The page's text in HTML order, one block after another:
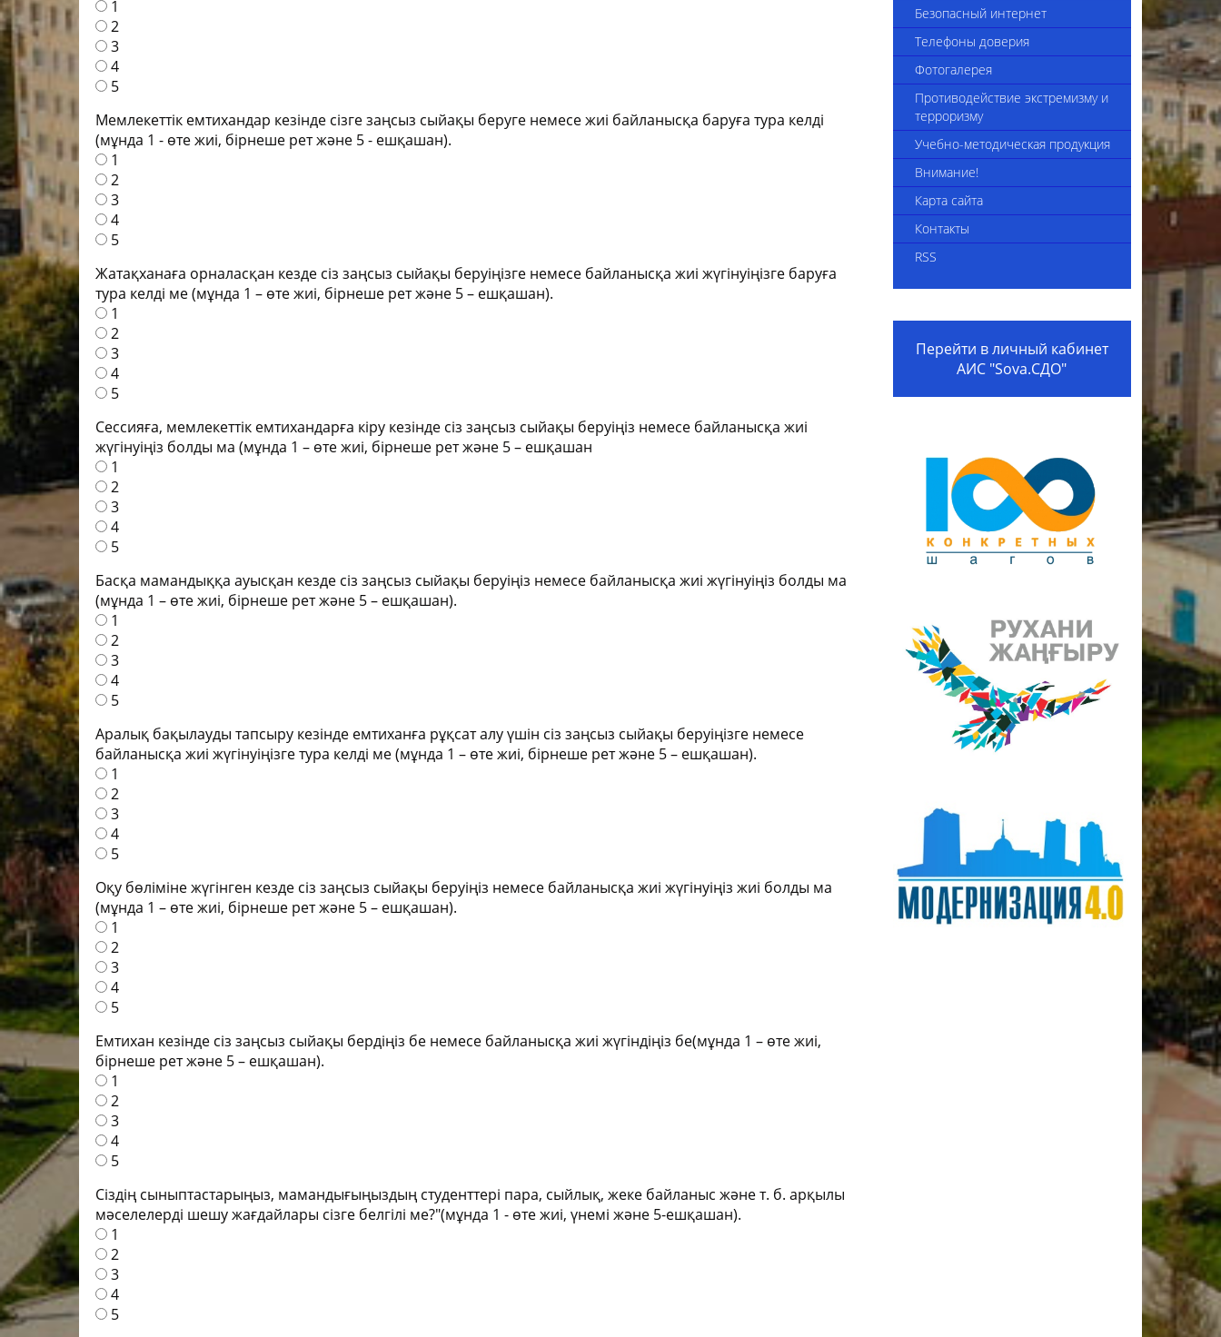
В помощь студенту
Годовой план работы на 2025-2026
Сведения об укомплектованности
педагогическими кадрами
Приказы комплекса
Видеоинструкция "Трудоустройство
в организацию образования"
Внешние приказы
Положение о наставничестве
Коллективный договор на 2024-2026
1
2
3
4
5
Мемлекеттік емтихандар кезінде сізге заңсыз сыйақы беруге немесе жиі байланысқа баруға тура келді
(мұнда 1 - өте жиі, бірнеше рет және 5 - ешқашан).
1
2
3
4
5
Жатақханаға орналасқан кезде сіз заңсыз сыйақы беруіңізге немесе байланысқа жиі жүгінуіңізге баруға
тура келді ме (мұнда 1 – өте жиі, бірнеше рет және 5 – ешқашан).
1
2
3
4
5
Сессияға, мемлекеттік емтихандарға кіру кезінде сіз заңсыз сыйақы беруіңіз немесе байланысқа жиі
жүгінуіңіз болды ма (мұнда 1 – өте жиі, бірнеше рет және 5 – ешқашан
1
2
3
4
5
Басқа мамандыққа ауысқан кезде сіз заңсыз сыйақы беруіңіз немесе байланысқа жиі жүгінуіңіз болды ма
(мұнда 1 – өте жиі, бірнеше рет және 5 – ешқашан).
1
2
3
4
5
Аралық бақылауды тапсыру кезінде емтиханға рұқсат алу үшін сіз заңсыз сыйақы беруіңізге немесе
байланысқа жиі жүгінуіңізге тура келді ме (мұнда 1 – өте жиі, бірнеше рет және 5 – ешқашан).
1
2
3
4
5
Оқу бөліміне жүгінген кезде сіз заңсыз сыйақы беруіңіз немесе байланысқа жиі жүгінуіңіз жиі болды ма
(мұнда 1 – өте жиі, бірнеше рет және 5 – ешқашан).
1
2
3
4
5
Емтихан кезінде сіз заңсыз сыйақы бердіңіз бе немесе байланысқа жиі жүгіндіңіз бе(мұнда 1 – өте жиі,
бірнеше рет және 5 – ешқашан).
1
2
3
4
5
Сіздің сыныптастарыңыз, мамандығыңыздың студенттері пара, сыйлық, жеке байланыс және т. б. арқылы
мәселелерді шешу жағдайлары сізге белгілі ме?"(мұнда 1 - өте жиі, үнемі және 5-ешқашан).
1
2
3
4
5
Безопасный интернет
Телефоны доверия
Фотогалерея
Противодействие экстремизму и
терроризму
Учебно-методическая продукция
Внимание!
Карта сайта
Контакты
RSS
Перейти в личный кабинет
АИС "Sova.СДО"